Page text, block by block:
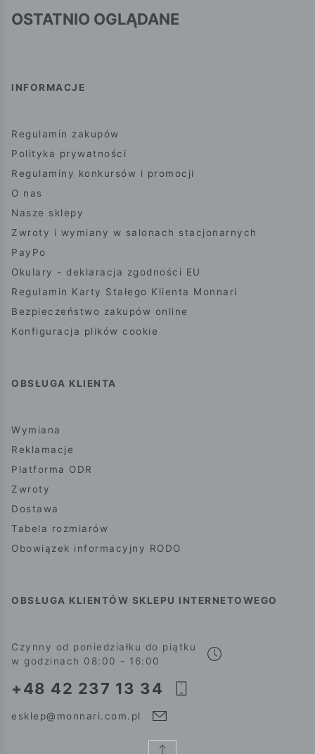
OSTATNIO OGLĄDANE
INFORMACJE
Regulamin zakupów
Polityka prywatności
Regulaminy konkursów i promocji
O nas
Nasze sklepy
Zwroty i wymiany w salonach stacjonarnych
PayPo
Okulary - deklaracja zgodności EU
Regulamin Karty Stałego Klienta Monnari
Bezpieczeństwo zakupów online
Konfiguracja plików cookie
OBSŁUGA KLIENTA
Wymiana
Reklamacje
Platforma ODR
Zwroty
Dostawa
Tabela rozmiarów
Obowiązek informacyjny RODO
OBSŁUGA KLIENTÓW SKLEPU INTERNETOWEGO
Czynny od poniedziałku do piątku
w godzinach 08:00 - 16:00
+48 42 237 13 34
esklep@monnari.com.pl